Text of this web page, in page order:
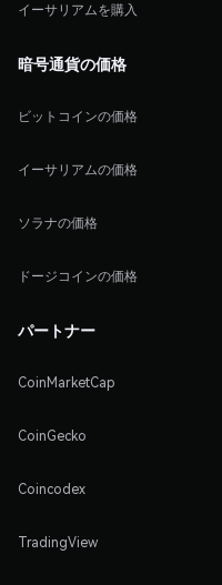
イーサリアムを購入
暗号通貨の価格
ビットコインの価格
イーサリアムの価格
ソラナの価格
ドージコインの価格
パートナー
CoinMarketCap
CoinGecko
Coincodex
TradingView